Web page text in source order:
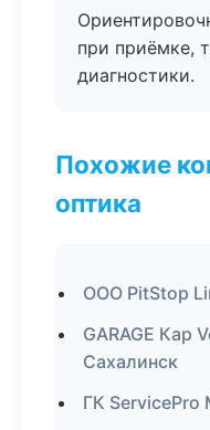
при приёмке,
диагностики.
Похожие
оптика
ООО PitStop
GARAGE
Сахалинск
ГК